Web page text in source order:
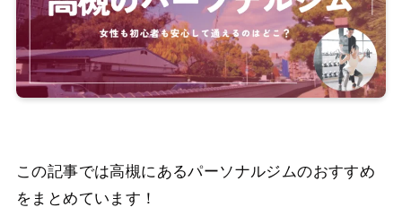
おすすめ記事
この記事では高槻にあるパーソナルジムのおすすめ
をまとめています！